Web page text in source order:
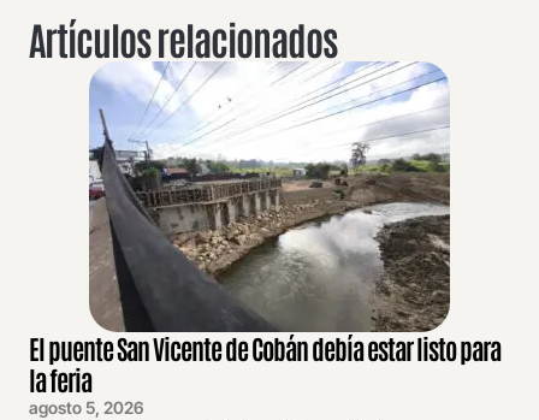
Artículos relacionados
El puente San Vicente de Cobán debía estar listo para
la feria
agosto 5, 2026